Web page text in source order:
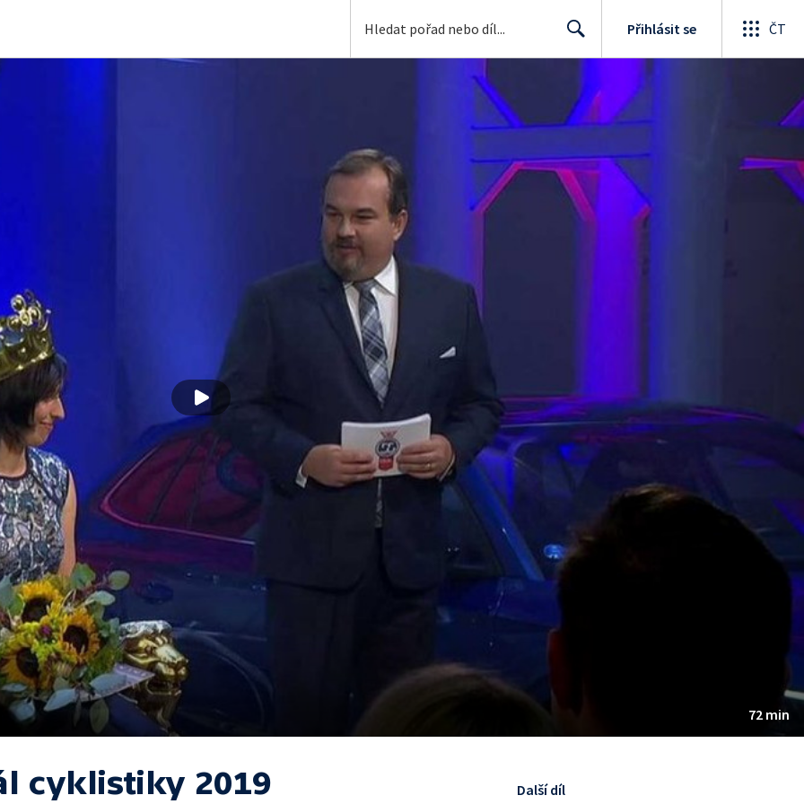
Přihlásit se ČT
72 min
cyklistiky 2019 Další díl